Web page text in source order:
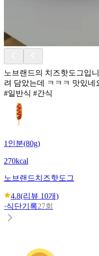
노브랜드의 치즈핫도그입
려 담았는데 ㅋㅋㅋ 맛있
#일반식 #간식
1인분(80g)
270kcal
노브랜드치즈핫도그
4.8(리뷰 10개)
·식단기록27회